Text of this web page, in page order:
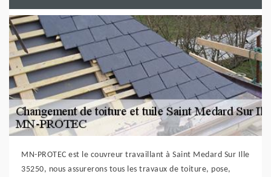
MN-PROTEC est le couvreur travaillant à Saint Medard Sur Ille
35250, nous assurerons tous les travaux de toiture, pose,